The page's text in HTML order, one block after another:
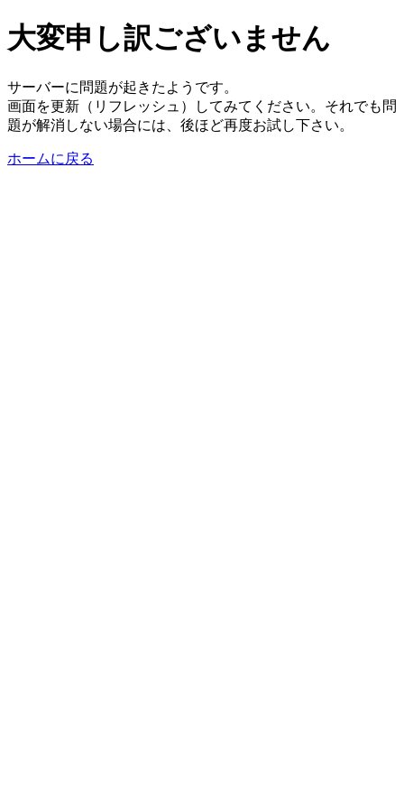
大変申し訳ございません
サーバーに問題が起きたようです。
画面を更新（リフレッシュ）してみてください。それでも問
題が解消しない場合には、後ほど再度お試し下さい。
ホームに戻る